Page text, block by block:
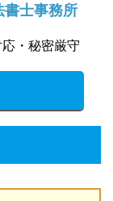
書士事務所
・秘密厳守